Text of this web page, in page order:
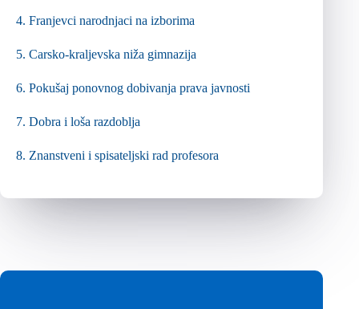
4. Franjevci narodnjaci na izborima
5. Carsko-kraljevska niža gimnazija
6. Pokušaj ponovnog dobivanja prava javnosti
7. Dobra i loša razdoblja
8. Znanstveni i spisateljski rad profesora